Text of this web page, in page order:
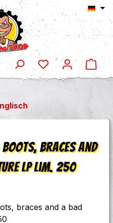
Boots, braces and
LP lim. 250